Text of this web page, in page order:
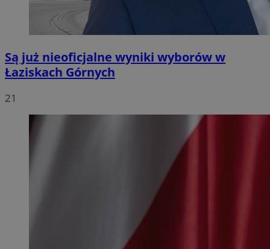
Są już nieoficjalne wyniki wyborów w
Łaziskach Górnych
21